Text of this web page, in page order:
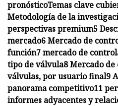
pronósticoTemas clave
Metodología de la
perspectivas premium5
mercado6 Mercado de
función7 mercado de
tipo de válvula8 Mercado
válvulas, por usuario final9
panorama competitivo11
informes adyacentes y